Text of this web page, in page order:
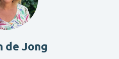
de Jong